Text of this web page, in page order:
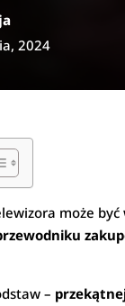
2024
może
–